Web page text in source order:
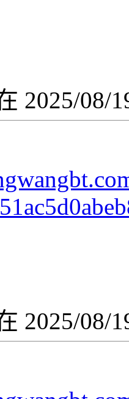
2025/08/
2025/08/